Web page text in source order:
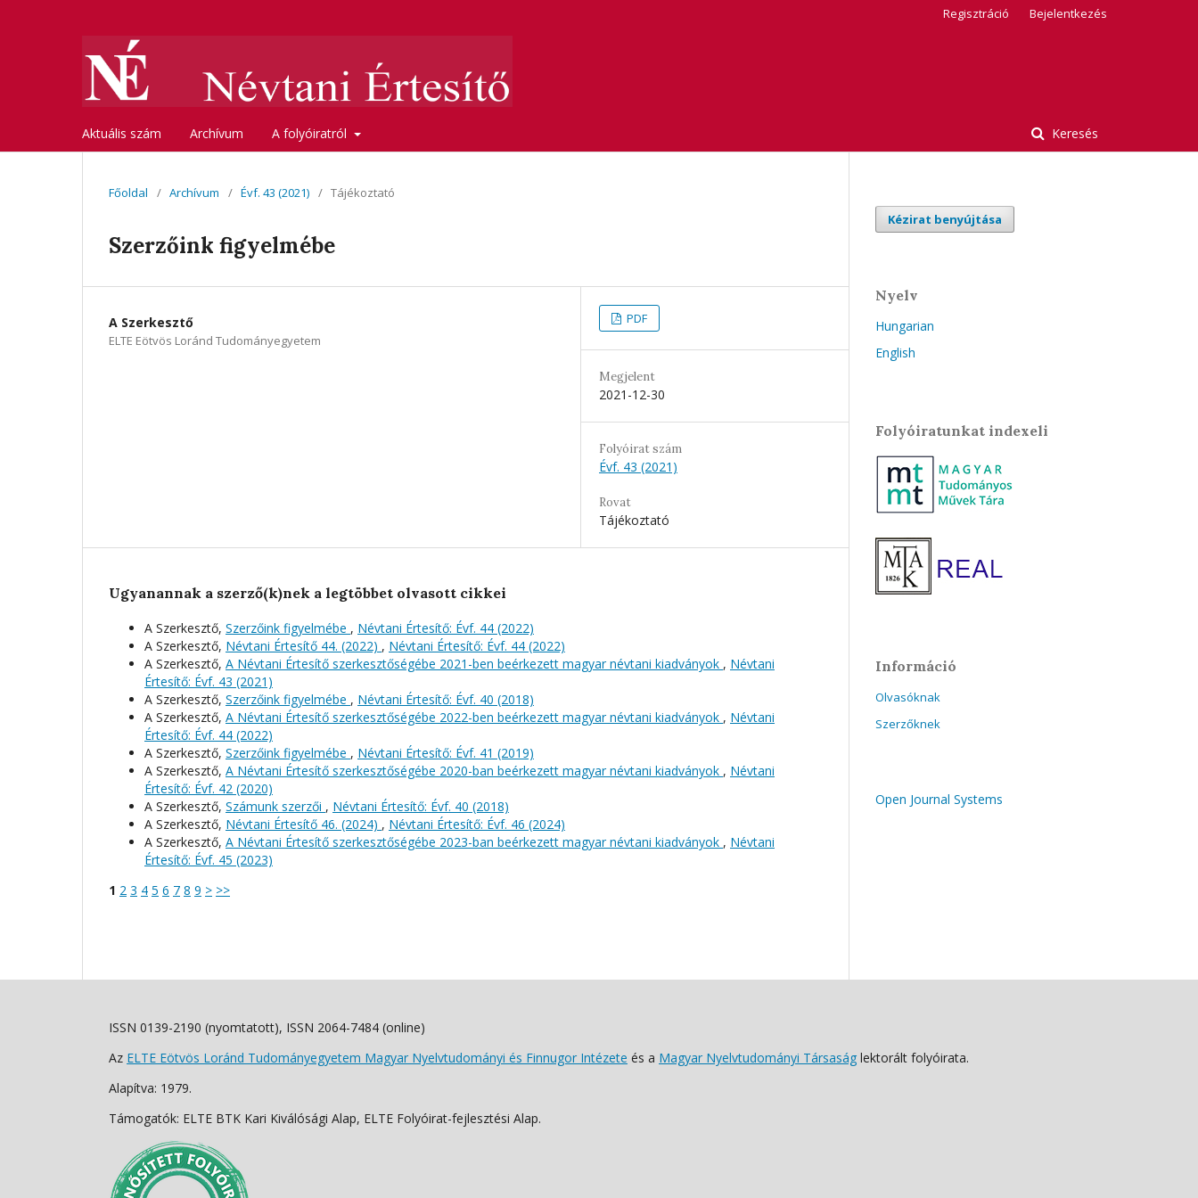
Aktuális szám Archívum A folyóiratról Keresés
Regisztráció Bejelentkezés
Főoldal / Archívum / Évf. 43 (2021) / Tájékoztató
Szerzőink figyelmébe
A Szerkesztő
ELTE Eötvös Loránd Tudományegyetem
PDF
Megjelent
2021-12-30
Folyóirat szám
Évf. 43 (2021)
Rovat
Tájékoztató
Ugyanannak a szerző(k)nek a legtöbbet olvasott cikkei
A Szerkesztő, Szerzőink figyelmébe , Névtani Értesítő: Évf. 44 (2022)
A Szerkesztő, Névtani Értesítő 44. (2022) , Névtani Értesítő: Évf. 44 (2022)
A Szerkesztő, A Névtani Értesítő szerkesztőségébe 2021-ben beérkezett magyar névtani kiadványok , Névtani
Értesítő: Évf. 43 (2021)
A Szerkesztő, Szerzőink figyelmébe , Névtani Értesítő: Évf. 40 (2018)
A Szerkesztő, A Névtani Értesítő szerkesztőségébe 2022-ben beérkezett magyar névtani kiadványok , Névtani
Értesítő: Évf. 44 (2022)
A Szerkesztő, Szerzőink figyelmébe , Névtani Értesítő: Évf. 41 (2019)
A Szerkesztő, A Névtani Értesítő szerkesztőségébe 2020-ban beérkezett magyar névtani kiadványok , Névtani
Értesítő: Évf. 42 (2020)
A Szerkesztő, Számunk szerzői , Névtani Értesítő: Évf. 40 (2018)
A Szerkesztő, Névtani Értesítő 46. (2024) , Névtani Értesítő: Évf. 46 (2024)
A Szerkesztő, A Névtani Értesítő szerkesztőségébe 2023-ban beérkezett magyar névtani kiadványok , Névtani
Értesítő: Évf. 45 (2023)
1 2 3 4 5 6 7 8 9 > >>
Kézirat benyújtása
Nyelv
Hungarian
English
Folyóiratunkat indexeli
Információ
Olvasóknak
Szerzőknek
Open Journal Systems
ISSN 0139-2190 (nyomtatott), ISSN 2064-7484 (online)
Az ELTE Eötvös Loránd Tudományegyetem Magyar Nyelvtudományi és Finnugor Intézete és a Magyar Nyelvtudományi Társaság lektorált folyóirata.
Alapítva: 1979.
Támogatók: ELTE BTK Kari Kiválósági Alap, ELTE Folyóirat-fejlesztési Alap.